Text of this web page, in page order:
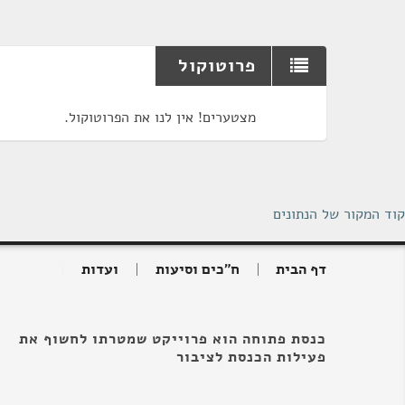
פרוטוקול
מצטערים! אין לנו את הפרוטוקול.
קוד המקור של הנתונים
דף הבית ח"כים וסיעות ועדות
כנסת פתוחה הוא פרוייקט שמטרתו לחשוף את
פעילות הכנסת לציבור